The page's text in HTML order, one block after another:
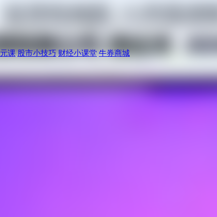
课 股市小技巧 财经小课堂 牛券商城